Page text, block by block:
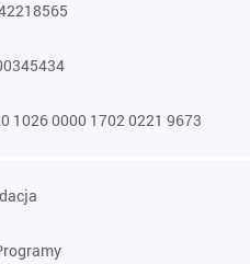
1026 0000 1702 0221 9673